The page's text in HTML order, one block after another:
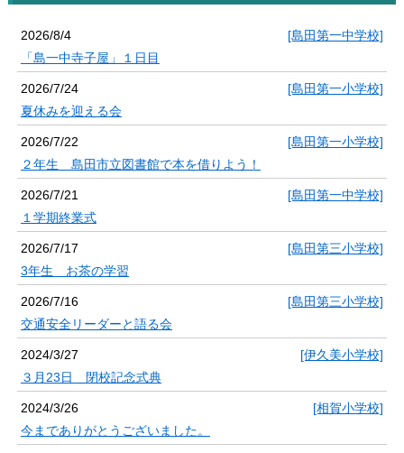
2026/8/4
[島田第一中学校]
「島一中寺子屋」１日目
2026/7/24
[島田第一小学校]
夏休みを迎える会
2026/7/22
[島田第一小学校]
２年生 島田市立図書館で本を借りよう！
2026/7/21
[島田第一中学校]
１学期終業式
2026/7/17
[島田第三小学校]
3年生 お茶の学習
2026/7/16
[島田第三小学校]
交通安全リーダーと語る会
2024/3/27
[伊久美小学校]
３月23日 閉校記念式典
2024/3/26
[相賀小学校]
今までありがとうございました。